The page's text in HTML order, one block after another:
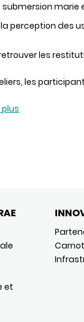
marie
perception des
les
les
et
Carnot